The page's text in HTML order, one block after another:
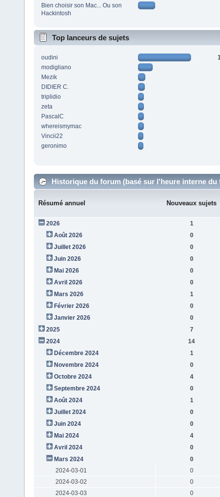
Bien choisir son Mac... Ou son
Hackintosh
Top lanceurs de sujets
oudini
modigliano
Mezik
DIDIER C.
triplidio
zeta
PascalC
whereismymac
Vincii22
geronimo
Historique du forum (basé sur l'heure interne du
Résumé annuel Nouveaux sujets
2026
1
Août 2026
0
Juillet 2026
0
Juin 2026
0
Mai 2026
0
Avril 2026
0
Mars 2026
1
Février 2026
0
Janvier 2026
0
2025
7
2024
14
Décembre 2024
1
Novembre 2024
0
Octobre 2024
4
Septembre 2024
0
Août 2024
1
Juillet 2024
0
Juin 2024
0
Mai 2024
4
Avril 2024
0
Mars 2024
0
2024-03-01
0
2024-03-02
0
2024-03-03
0